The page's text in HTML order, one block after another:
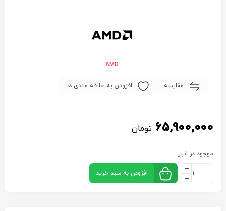
AMD
مقایسه افزودن به علاقه مندی ها
65,900,000 تومان
موجود در انبار
افزودن به سبد خرید